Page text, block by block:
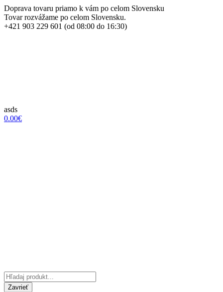
Doprava tovaru priamo k vám po celom Slovensku
Tovar rozvážame po celom Slovensku.
+421 903 229 601 (od 08:00 do 16:30)
asds
0.00€
Zavrieť